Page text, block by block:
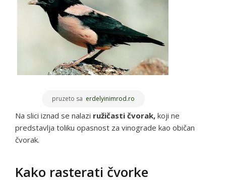
pruzeto sa erdelyinimrod.ro
Na slici iznad se nalazi ružičasti čvorak, koji ne
predstavlja toliku opasnost za vinograde kao običan
čvorak.
Kako rasterati čvorke